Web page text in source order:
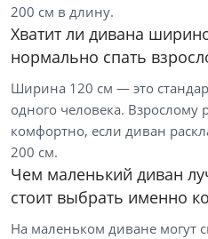
Синий
Серый
Размер
Ширина, см
200 см в длину.
Хватит ли дивана
нормально спать
Ширина 120 см — это
одного человека. Взрослому
комфортно, если диван
200 см.
Чем маленький диван
стоит выбрать именно
На маленьком диване могут